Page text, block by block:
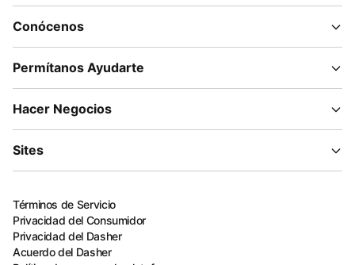
Conócenos
Permítanos Ayudarte
Hacer Negocios
Sites
Términos de Servicio
Privacidad del Consumidor
Privacidad del Dasher
Acuerdo del Dasher